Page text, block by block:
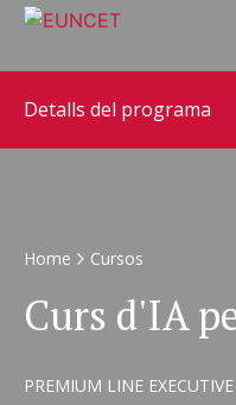
Home Cursos
Curs d'IA
PREMIUM LINE
Detalls del programa